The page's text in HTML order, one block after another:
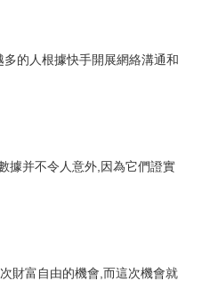
的人根據快手開展網絡溝通和
據并不令人意外,因為它們證實
財富自由的機會,而這次機會就